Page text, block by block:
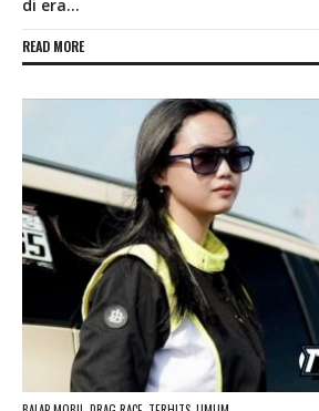
di era...
READ MORE